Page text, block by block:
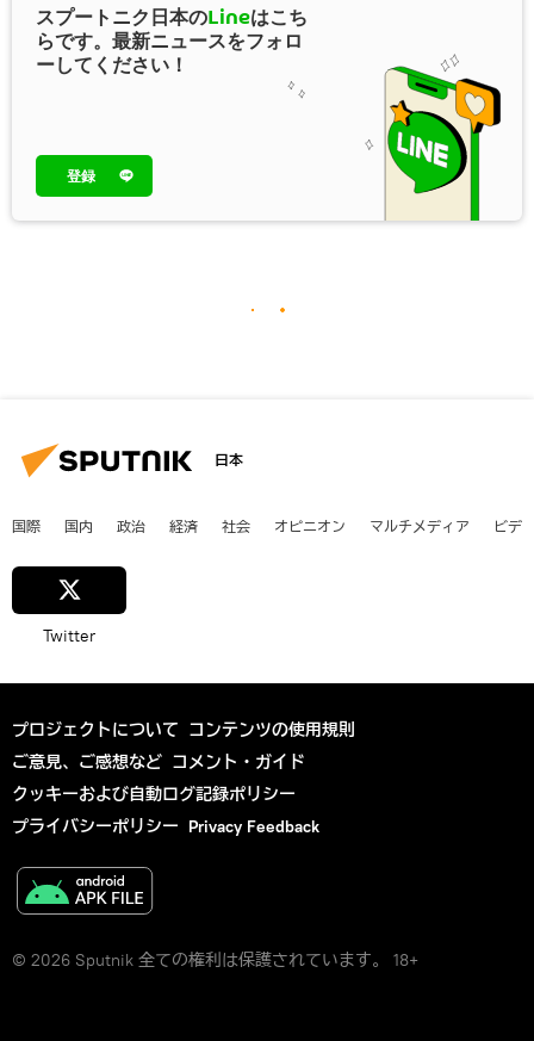
スプートニク日本のLineはこち
らです。最新ニュースをフォロ
ーしてください！
登録
日本
国際 国内 政治 経済 社会 オピニオン マルチメディア ビデ
Twitter
プロジェクトについて コンテンツの使用規則
ご意見、ご感想など コメント・ガイド
クッキーおよび自動ログ記録ポリシー
プライバシーポリシー Privacy Feedback
© 2026 Sputnik 全ての権利は保護されています。 18+